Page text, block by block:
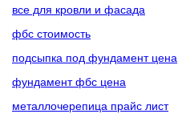
все для кровли и фасада
фбс стоимость
подсыпка под фундамент цена
фундамент фбс цена
металлочерепица прайс лист